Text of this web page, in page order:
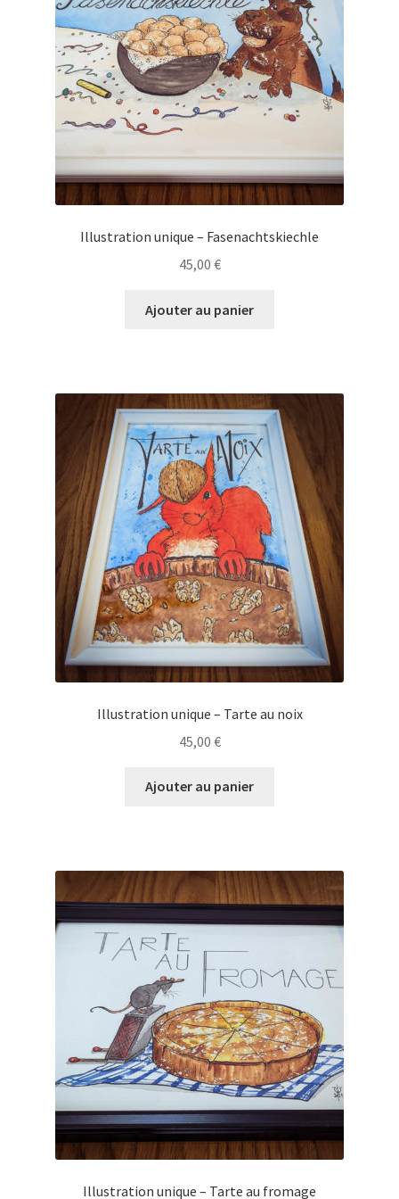
Se connecter
Illustration unique – Fasenachtskiechle
45,00 €
Ajouter au panier
Illustration unique – Tarte au noix
45,00 €
Ajouter au panier
Illustration unique – Tarte au fromage